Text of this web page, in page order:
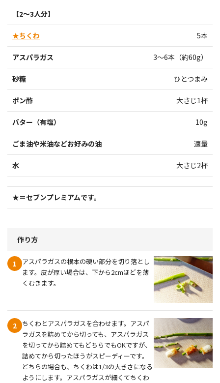
【2〜3人分】
★ちくわ 5本
アスパラガス 3～6本（約60g）
砂糖 ひとつまみ
ポン酢 大さじ1杯
バター（有塩） 10g
ごま油や米油などお好みの油 適量
水 大さじ2杯
★＝セブンプレミアムです。
作り方
1
アスパラガスの根本の硬い部分を切り落とし
ます。皮が厚い場合は、下から2cmほどを薄
くむきます。
2
ちくわとアスパラガスを合わせます。アスパ
ラガスを詰めてから切っても、アスパラガス
を切ってから詰めてもどちらでもOKですが、
詰めてから切ったほうがスピーディーです。
どちらの場合も、ちくわは1/3の大きさになる
ようにします。アスパラガスが細くてちくわ